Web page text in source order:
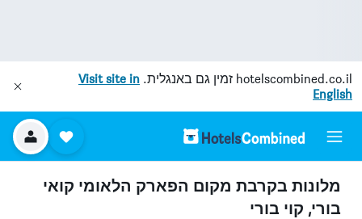
hotelscombined.co.il זמין גם באנגלית. Visit site in
English
מלונות בקרבת מקום הפארק הלאומי קואי
בורי, קוי בורי